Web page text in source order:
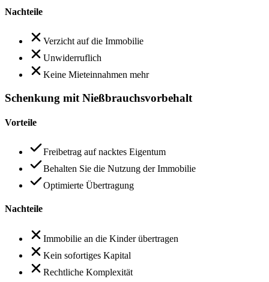
Nachteile
Verzicht auf die Immobilie
Unwiderruflich
Keine Mieteinnahmen mehr
Schenkung mit Nießbrauchsvorbehalt
Vorteile
Freibetrag auf nacktes Eigentum
Behalten Sie die Nutzung der Immobilie
Optimierte Übertragung
Nachteile
Immobilie an die Kinder übertragen
Kein sofortiges Kapital
Rechtliche Komplexität